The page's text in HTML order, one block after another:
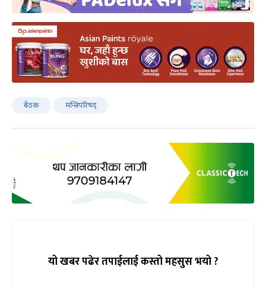
बैठक मन्त्रिपरिषद्
यो खबर पढेर तपाईलाई कस्तो महसुस भयो ?